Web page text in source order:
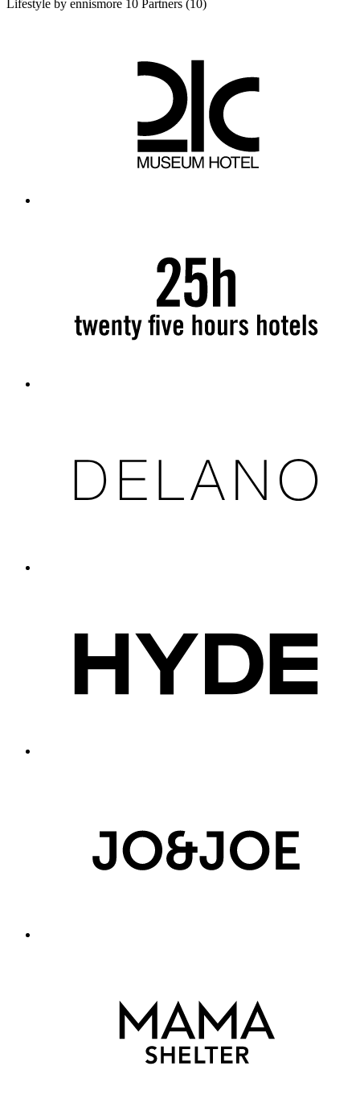
Lifestyle by ennismore 10 Partners (10)